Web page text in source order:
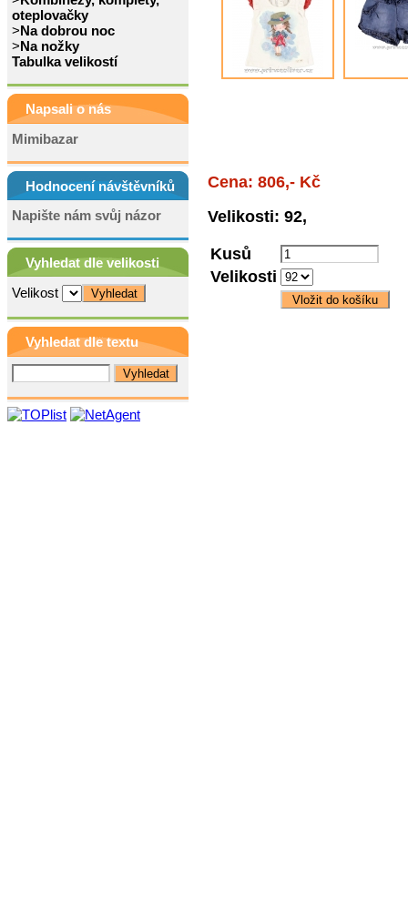
oteplovačky
>Na dobrou noc
>Na nožky
Tabulka velikostí
Napsali o nás
Mimibazar
Hodnocení návštěvníků
Napište nám svůj názor
Vyhledat dle velikosti
Velikost
Vyhledat dle textu
Cena: 806,- Kč
Velikosti: 92,
Kusů
Velikosti